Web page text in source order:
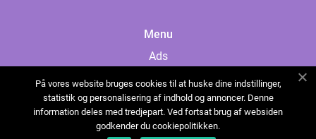
Menu
Ads
Cookies
Contact
Sitemap
På vores website bruges cookies til at huske dine indstillinger,
statistik og personalisering af indhold og annoncer. Denne
information deles med tredjepart. Ved fortsat brug af websiden
godkender du cookiepolitikken.